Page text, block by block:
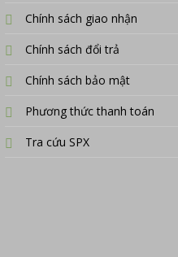
Chính sách giao nhận
Chính sách đổi trả
Chính sách bảo mật
Phương thức thanh toán
Tra cứu SPX